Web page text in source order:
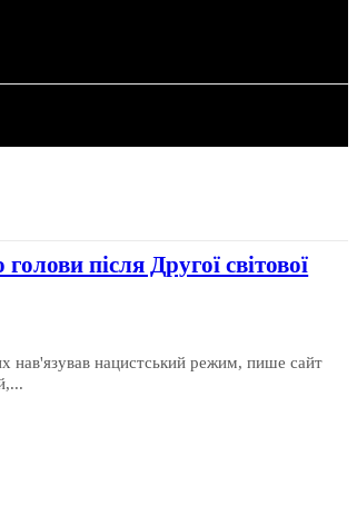
після Другої світової
нав'язував нацистський режим, пише сайт